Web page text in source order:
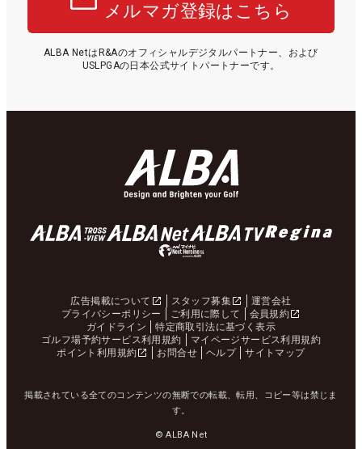
メルマガ登録はこちら
ALBA NetはR&Aのオフィシャルデジタルパートナー、および
USLPGAの日本公式サイトパートナーです。
広告掲載について スタッフ募集
運営会社
プライバシーポリシー
ご利用に際して
会員規約
ガイドライン
特定商取引法に基づく表示
ゴルフ場予約サービス利用規約
マイページサービス利用規約
ポイント利用規約
お問合せ ヘルプ サイトマップ
掲載されている全てのコンテンツの無断での転載、転用、コピー等は禁じま
す。
© ALBA Net